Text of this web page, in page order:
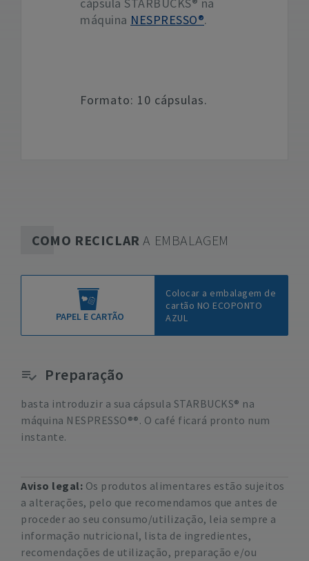
máquina NESPRESSO®.
Formato: 10 cápsulas.
COMO RECICLAR A EMBALAGEM
PAPEL E CARTÃO
Colocar a embalagem de
cartão NO ECOPONTO
AZUL
Preparação
basta introduzir a sua cápsula STARBUCKS® na
máquina NESPRESSO®®. O café ficará pronto num
instante.
Aviso legal: Os produtos alimentares estão sujeitos
a alterações, pelo que recomendamos que antes de
proceder ao seu consumo/utilização, leia sempre a
informação nutricional, lista de ingredientes,
recomendações de utilização, preparação e/ou